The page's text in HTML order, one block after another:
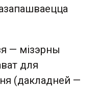
— мізэрны
для
(дакладней —